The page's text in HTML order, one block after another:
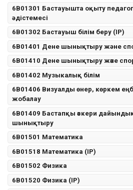
6B01301 Бастауышта оқыту
əдістемесі
6B01302 Бастауыш білім беру (IP)
6B01401 Дене шынықтыру жəне
6B01410 Дене шынықтыру және
6B01402 Музыкалық білім
6B01406 Визуалды өнер, көркем
жобалау
6B01409 Бастапқы әскери
шынықтыру
6B01501 Математика
6B01518 Математика (IP)
6B01502 Физика
6B01520 Физика (IP)